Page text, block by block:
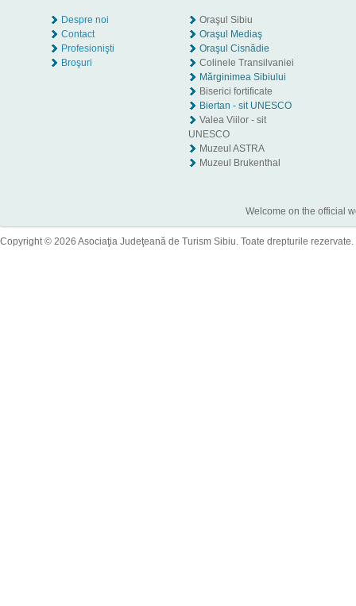
Despre noi
Contact
Profesionişti
Broşuri
Oraşul Sibiu
Oraşul Mediaş
Oraşul Cisnădie
Colinele Transilvaniei
Mărginimea Sibiului
Biserici fortificate
Biertan - sit UNESCO
Valea Viilor - sit
UNESCO
Muzeul ASTRA
Muzeul Brukenthal
Welcome on the official
Copyright © 2026 Asociaţia Judeţeană de Turism Sibiu. Toate drepturile rezervate.